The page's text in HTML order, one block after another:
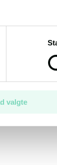
valgte